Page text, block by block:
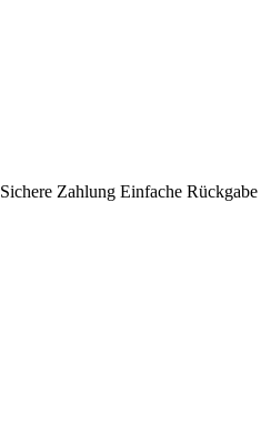
Sichere Zahlung Einfache Rückgabe